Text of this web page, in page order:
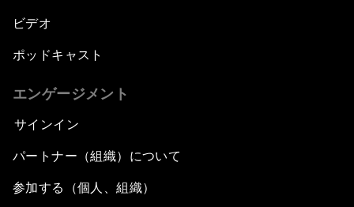
ビデオ
ポッドキャスト
エンゲージメント
サインイン
パートナー（組織）について
参加する（個人、組織）